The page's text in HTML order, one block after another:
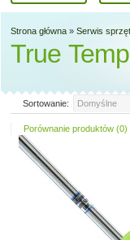
Strona główna » Serwis
True
Sortowanie: Domyślne
Porównanie produktów (0)